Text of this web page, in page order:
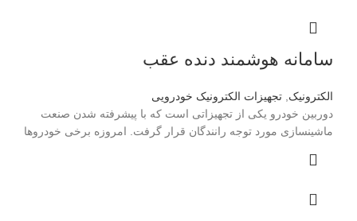
سامانه هوشمند دنده عقب
الکترونیک تجهیزات الکترونیک خودرویی
دوربین خودرو یکی از تجهیزاتی است که با پیشرفته شدن صنعت
ماشینسازی مورد توجه رانندگان قرار گرفت. امروزه برخی خودروها